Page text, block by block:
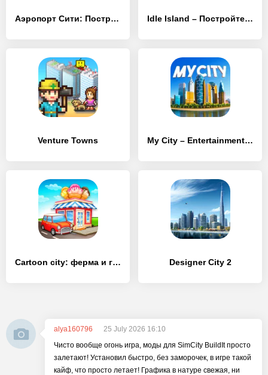
Аэропорт Сити: Построй город Idle Island – Постройте город на своем острове!
Venture Towns My City – Entertainment Tycoon
Cartoon city: ферма и город Designer City 2
alya160796
25 July 2026 16:10
Чисто вообще огонь игра, моды для SimCity BuildIt просто
залетают! Установил быстро, без заморочек, в игре такой
кайф, что просто летает! Графика в натуре свежая, ни